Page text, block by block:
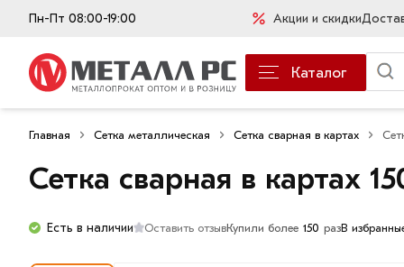
Пн-Пт 08:00-19:00 Акции и скидки
Каталог
Главная Сетка металлическая Сетка сварная в картах
Сетка сварная в картах
Есть в наличии Оставить отзывКупили более 150 разВ